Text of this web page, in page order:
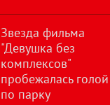
Звезда фильма
"Девушка без
комплексов"
пробежалась голой
по парку